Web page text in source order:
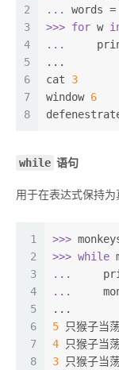
2
3
4
5
6
7
8
... words
>>> for w
...
...
cat 3
window 6
while 语句
用于在表达式保持
1
2
3
4
5
6
7
8
>>>
>>> while
...
...
...
5 只猴子当
4 只猴子当
3 只猴子当